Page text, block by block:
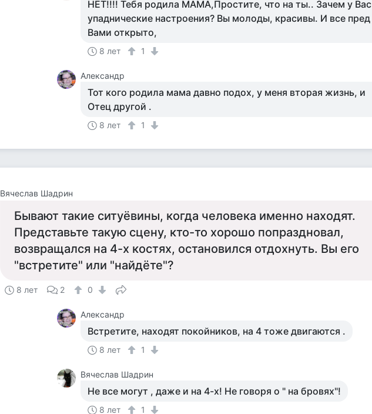
НЕТ!!!! Тебя родила МАМА,Простите, что на ты.. Зачем у Вас
упаднические настроения? Вы молоды, красивы. И все пред
Вами открыто,
8 лет 1
Александр
Тот кого родила мама давно подох, у меня вторая жизнь, и
Отец другой .
8 лет 1
Вячеслав Шадрин
Бывают такие ситуёвины, когда человека именно находят.
Представьте такую сцену, кто-то хорошо попраздновал,
возвращался на 4-х костях, остановился отдохнуть. Вы его
"встретите" или "найдёте"?
8 лет 2 0
Александр
Встретите, находят покойников, на 4 тоже двигаются .
8 лет 1
Вячеслав Шадрин
Не все могут , даже и на 4-х! Не говоря о " на бровях"!
8 лет 1